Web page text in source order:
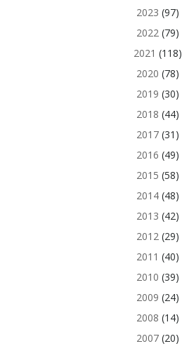
2023 (97)
2022(79)
2021 (118)
2020 (78)
2019 (30)
2018 (44)
2017(31)
2016 (49)
2015 (58)
2014(48)
2013 (42)
2012(29)
2011 (40)
2010 (39)
2009 (24)
2008 (14)
2007(20)